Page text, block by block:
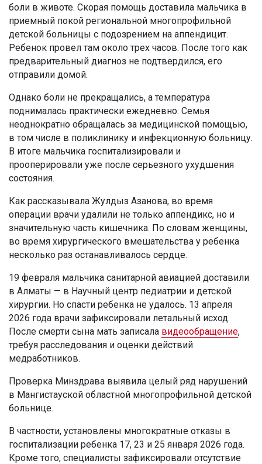
боли в животе. Скорая помощь доставила мальчика в
приемный покой региональной многопрофильной
детской больницы с подозрением на аппендицит.
Ребенок провел там около трех часов. После того как
предварительный диагноз не подтвердился, его
отправили домой.
Однако боли не прекращались, а температура
поднималась практически ежедневно. Семья
неоднократно обращалась за медицинской помощью,
в том числе в поликлинику и инфекционную больницу.
В итоге мальчика госпитализировали и
прооперировали уже после серьезного ухудшения
состояния.
Как рассказывала Жулдыз Азанова, во время
операции врачи удалили не только аппендикс, но и
значительную часть кишечника. По словам женщины,
во время хирургического вмешательства у ребенка
несколько раз останавливалось сердце.
19 февраля мальчика санитарной авиацией доставили
в Алматы — в Научный центр педиатрии и детской
хирургии. Но спасти ребенка не удалось. 13 апреля
2026 года врачи зафиксировали летальный исход.
После смерти сына мать записала видеообращение,
требуя расследования и оценки действий
медработников.
Проверка Минздрава выявила целый ряд нарушений
в Мангистауской областной многопрофильной детской
больнице.
В частности, установлены многократные отказы в
госпитализации ребенка 17, 23 и 25 января 2026 года.
Кроме того, специалисты зафиксировали отсутствие